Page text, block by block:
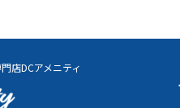
店DCアメニティ